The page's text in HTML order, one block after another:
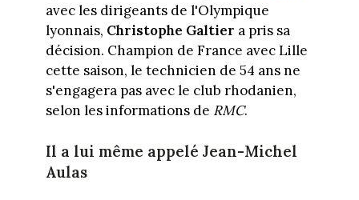
avec les dirigeants de l'Olympique
lyonnais, Christophe Galtier a pris sa
décision. Champion de France avec Lille
cette saison, le technicien de 54 ans ne
s'engagera pas avec le club rhodanien,
selon les informations de RMC.
Il a lui même appelé Jean-Michel
Aulas